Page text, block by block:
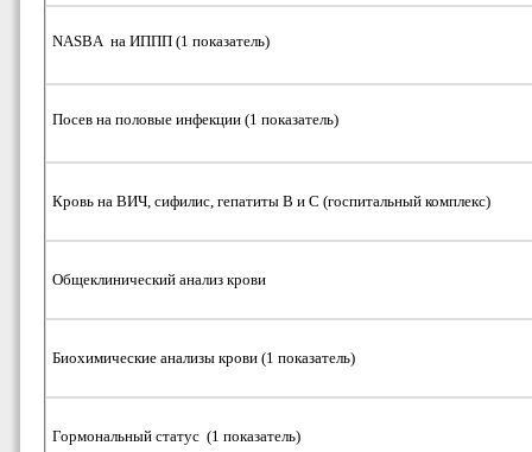
NASBA на ИППП (1 показатель)
Посев на половые инфекции (1 показатель)
Кровь на ВИЧ, сифилис, гепатиты В и С (госпитальный комплекс)
Общеклинический анализ крови
Биохимические анализы крови (1 показатель)
Гормональный статус (1 показатель)